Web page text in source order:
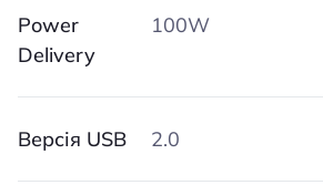
Power
Delivery
100W
Версія USB 2.0